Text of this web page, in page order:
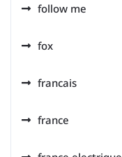
follow me
fox
francais
france